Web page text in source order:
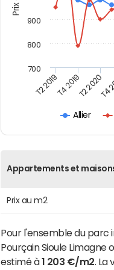
Allier
T2 2019T4 2019T2 2020T4
700
800
900
Appartements et
Prix au m2
Pour l'ensemble du parc
Pourçain Sioule
estimé à1 203 €/m2 .